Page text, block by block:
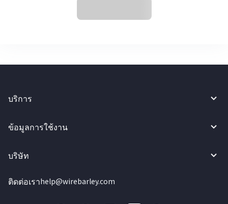
บริการ
ข้อมูลการใช้งาน
บริษัท
ติดต่อเราhelp@wirebarley.com